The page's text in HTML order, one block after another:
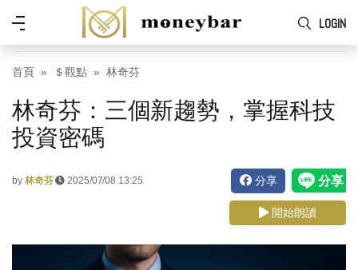
Skip to main content
LOGIN
功
能
表
首頁 ＄觀點 林奇芬
林奇芬：三個新趨勢，掌握科技
投資密碼
by 林奇芬 2025/07/08 13:25 分享
開始朗讀